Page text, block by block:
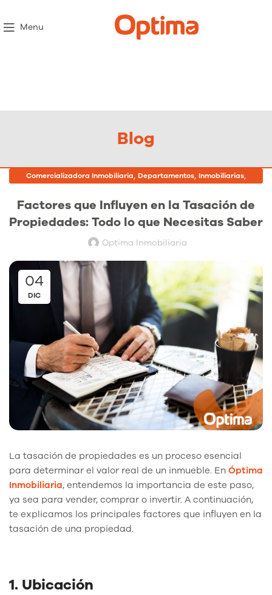
Menu
Blog
Comercializadora Inmobiliaria, Departamentos, Inmobiliarias,
Factores que Influyen en la Tasación de
Propiedades: Todo lo que Necesitas Saber
Optima Inmobiliaria
04
DIC
La tasación de propiedades es un proceso esencial
para determinar el valor real de un inmueble. En Óptima
Inmobiliaria, entendemos la importancia de este paso,
ya sea para vender, comprar o invertir. A continuación,
te explicamos los principales factores que influyen en la
tasación de una propiedad.
1. Ubicación